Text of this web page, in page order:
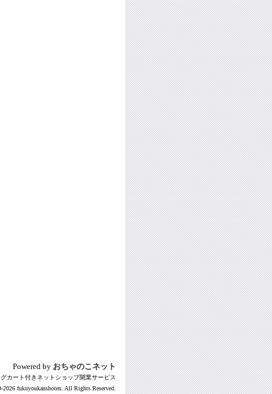
Powered by おちゃのこネット
カート付きネットショップ開業サービス
2026 fukuyoukanshoten. All Rights Reserved.